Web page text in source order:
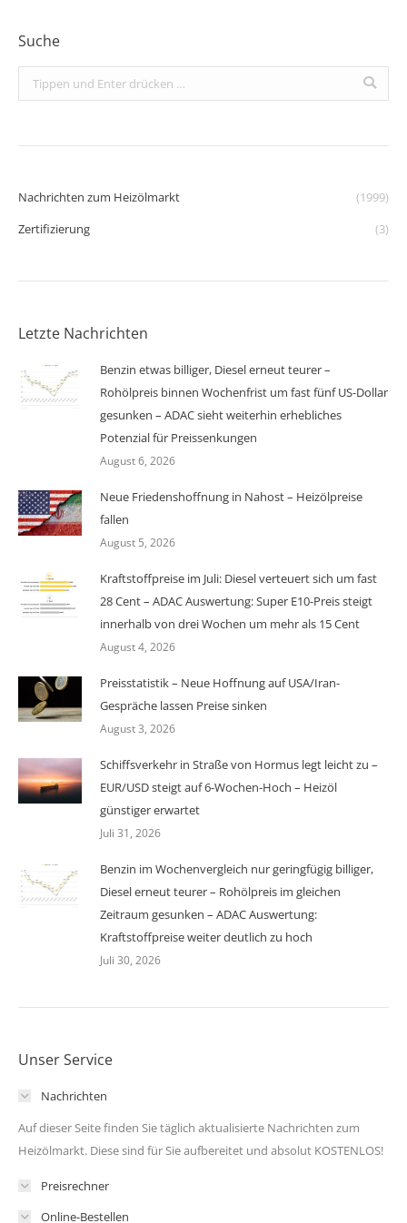
Suche
Search:
Nachrichten zum Heizölmarkt
(1999)
Zertifizierung
(3)
Letzte Nachrichten
Benzin etwas billiger, Diesel erneut teurer –
Rohölpreis binnen Wochenfrist um fast fünf US-Dollar
gesunken – ADAC sieht weiterhin erhebliches
Potenzial für Preissenkungen
August 6, 2026
Neue Friedenshoffnung in Nahost – Heizölpreise
fallen
August 5, 2026
Kraftstoffpreise im Juli: Diesel verteuert sich um fast
28 Cent – ADAC Auswertung: Super E10-Preis steigt
innerhalb von drei Wochen um mehr als 15 Cent
August 4, 2026
Preisstatistik – Neue Hoffnung auf USA/Iran-
Gespräche lassen Preise sinken
August 3, 2026
Schiffsverkehr in Straße von Hormus legt leicht zu –
EUR/USD steigt auf 6-Wochen-Hoch – Heizöl
günstiger erwartet
Juli 31, 2026
Benzin im Wochenvergleich nur geringfügig billiger,
Diesel erneut teurer – Rohölpreis im gleichen
Zeitraum gesunken – ADAC Auswertung:
Kraftstoffpreise weiter deutlich zu hoch
Juli 30, 2026
Unser Service
Nachrichten
Auf dieser Seite finden Sie täglich aktualisierte Nachrichten zum
Heizölmarkt. Diese sind für Sie aufbereitet und absolut KOSTENLOS!
Preisrechner
Online-Bestellen